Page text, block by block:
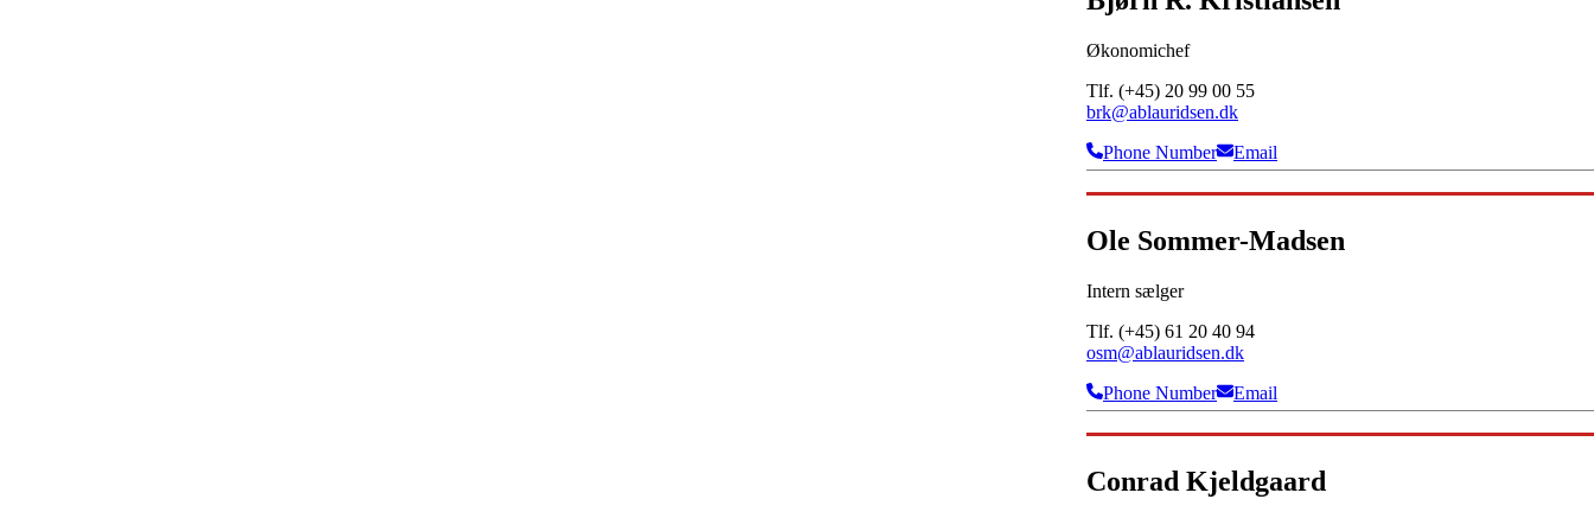
Økonomichef
Tlf. (+45) 20 99 00 55
brk@ablauridsen.dk
Phone Number
Email
Ole Sommer-Madsen
Intern sælger
Tlf. (+45) 61 20 40 94
osm@ablauridsen.dk
Phone Number
Email
Conrad Kjeldgaard